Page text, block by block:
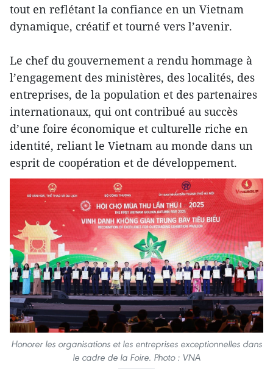
tout en reflétant la confiance en un Vietnam
dynamique, créatif et tourné vers l’avenir.
Le chef du gouvernement a rendu hommage à
l’engagement des ministères, des localités, des
entreprises, de la population et des partenaires
internationaux, qui ont contribué au succès
d’une foire économique et culturelle riche en
identité, reliant le Vietnam au monde dans un
esprit de coopération et de développement.
Honorer les organisations et les entreprises exceptionnelles dans
le cadre de la Foire. Photo : VNA